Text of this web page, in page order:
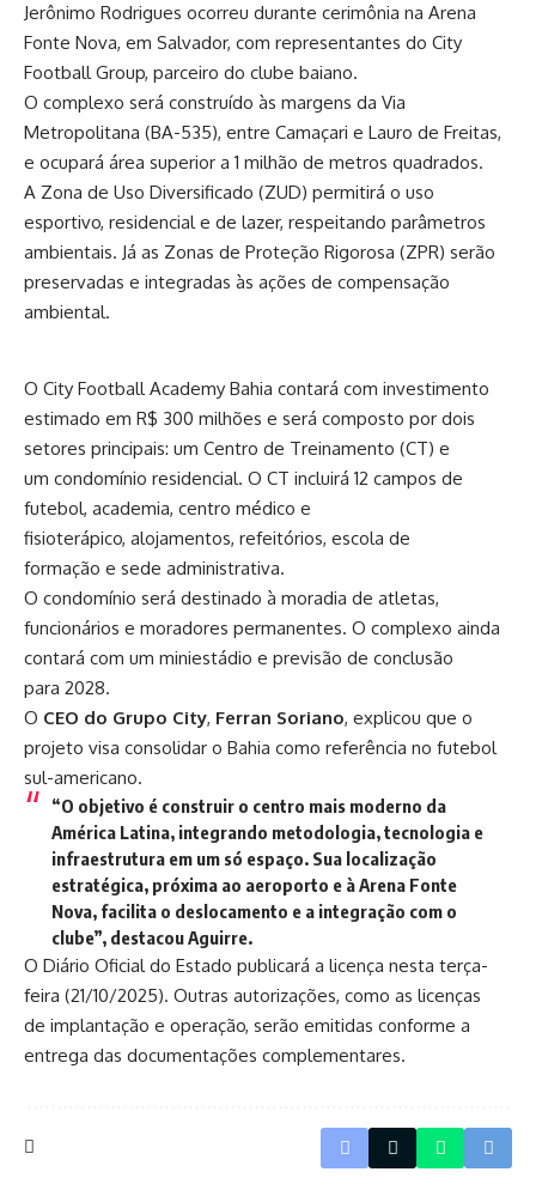
Jerônimo Rodrigues ocorreu durante cerimônia na Arena
Fonte Nova, em Salvador, com representantes do City
Football Group, parceiro do clube baiano.
O complexo será construído às margens da Via
Metropolitana (BA-535), entre Camaçari e Lauro de Freitas,
e ocupará área superior a 1 milhão de metros quadrados.
A Zona de Uso Diversificado (ZUD) permitirá o uso
esportivo, residencial e de lazer, respeitando parâmetros
ambientais. Já as Zonas de Proteção Rigorosa (ZPR) serão
preservadas e integradas às ações de compensação
ambiental.
O City Football Academy Bahia contará com investimento
estimado em R$ 300 milhões e será composto por dois
setores principais: um Centro de Treinamento (CT) e
um condomínio residencial. O CT incluirá 12 campos de
futebol, academia, centro médico e
fisioterápico, alojamentos, refeitórios, escola de
formação e sede administrativa.
O condomínio será destinado à moradia de atletas,
funcionários e moradores permanentes. O complexo ainda
contará com um miniestádio e previsão de conclusão
para 2028.
O CEO do Grupo City, Ferran Soriano, explicou que o
projeto visa consolidar o Bahia como referência no futebol
sul-americano.
“O objetivo é construir o centro mais moderno da
América Latina, integrando metodologia, tecnologia e
infraestrutura em um só espaço. Sua localização
estratégica, próxima ao aeroporto e à Arena Fonte
Nova, facilita o deslocamento e a integração com o
clube”, destacou Aguirre.
O Diário Oficial do Estado publicará a licença nesta terça-
feira (21/10/2025). Outras autorizações, como as licenças
de implantação e operação, serão emitidas conforme a
entrega das documentações complementares.